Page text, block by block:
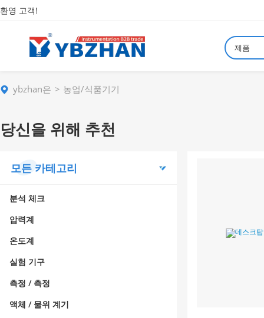
환영 고객!
제품
ybzhan은 농업/식품기기
당신을 위해 추천
모든 카테고리
분석 체크
압력계
온도계
실험 기구
측정 / 측정
액체 / 물위 계기